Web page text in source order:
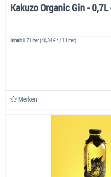
Kakuzo Organic Gin - 0,7L
Inhalt0.7 Liter(40,34 € * / 1 Liter)
Merken